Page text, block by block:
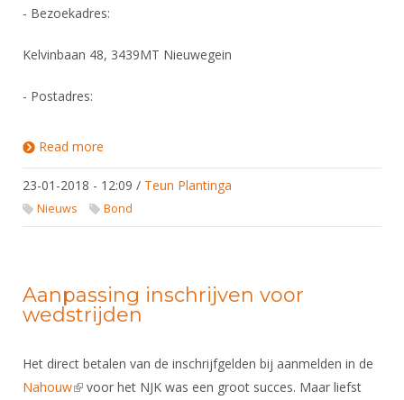
- Bezoekadres:
Kelvinbaan 48, 3439MT Nieuwegein
- Postadres:​
Read more
23-01-2018 - 12:09 / Teun Plantinga
Nieuws Bond
Aanpassing inschrijven voor
wedstrijden
Het direct betalen van de inschrijfgelden bij aanmelden in de
Nahouw(link is external)
voor het NJK was een groot succes. Maar liefst